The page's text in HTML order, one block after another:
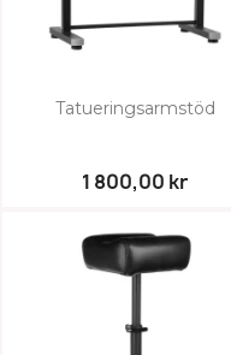
Tatueringsarmstöd
1 800,00 kr